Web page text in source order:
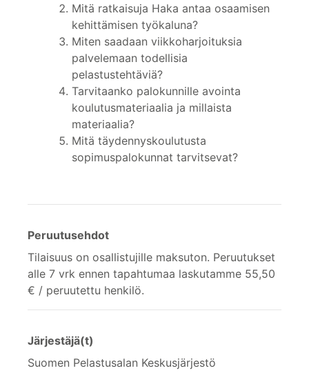
Mitä ratkaisuja Haka antaa osaamisen
kehittämisen työkaluna?
Miten saadaan viikkoharjoituksia
palvelemaan todellisia
pelastustehtäviä?
Tarvitaanko palokunnille avointa
koulutusmateriaalia ja millaista
materiaalia?
Mitä täydennyskoulutusta
sopimuspalokunnat tarvitsevat?
Peruutusehdot
Tilaisuus on osallistujille maksuton. Peruutukset
alle 7 vrk ennen tapahtumaa laskutamme 55,50
€ / peruutettu henkilö.
Järjestäjä(t)
Suomen Pelastusalan Keskusjärjestö